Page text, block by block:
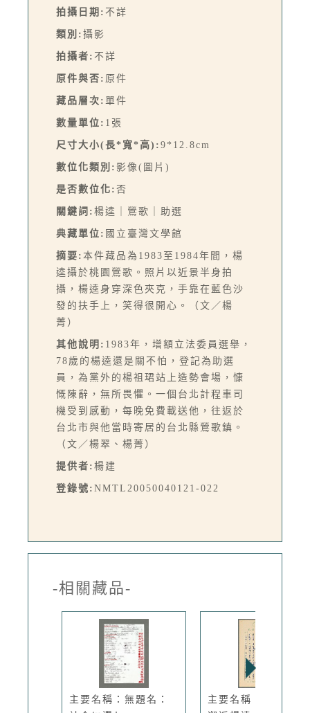
拍攝日期: 不詳
類別: 攝影
拍攝者: 不詳
原件與否: 原件
藏品層次: 單件
數量單位: 1張
尺寸大小(長*寬*高): 9*12.8cm
數位化類別: 影像(圖片)
是否數位化: 否
關鍵詞: 楊逵｜鶯歌｜助選
典藏單位: 國立臺灣文學館
摘要: 本件藏品為1983至1984年間，楊
逵攝於桃園鶯歌。照片以近景半身拍
攝，楊逵身穿深色夾克，手靠在藍色沙
發的扶手上，笑得很開心。（文／楊
菁）
其他說明: 1983年，增額立法委員選舉，
78歲的楊逵還是關不怕，登記為助選
員，為黨外的楊祖珺站上造勢會場，慷
慨陳辭，無所畏懼。一個台北計程車司
機受到感動，每晚免費載送他，往返於
台北市與他當時寄居的台北縣鶯歌鎮。
（文／楊翠、楊菁）
提供者: 楊建
登錄號: NMTL20050040121-022
-相關藏品-
主要名稱：無題名：
主要名稱：烽火彰化